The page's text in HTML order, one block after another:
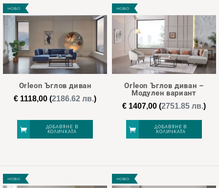
НОВО
Orleon Ъглов диван
€ 1118,00 (2186.62 лв.)
ДОБАВЯНЕ В
КОЛИЧКАТА
НОВО
Orleon Ъглов диван –
Модулен вариант
€1407,00(2751.85 лв.)
ДОБАВЯНЕ В
КОЛИЧКАТА
НОВО НОВО